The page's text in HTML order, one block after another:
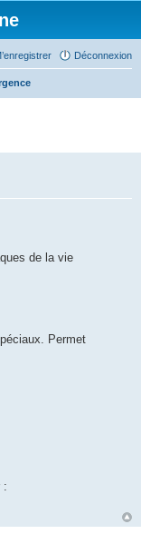
Déconnexion
de la vie
Permet
: